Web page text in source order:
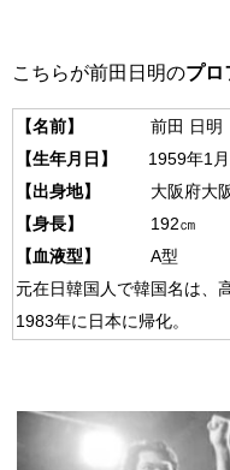
こちらが前田日明のプロ
【名前】
前田 日明 （
【生年月日】
1959年1月
【出身地】
大阪府大阪
【身長】
192㎝
【血液型】
A型
元在日韓国人で韓国名は、
1983年に日本に帰化。